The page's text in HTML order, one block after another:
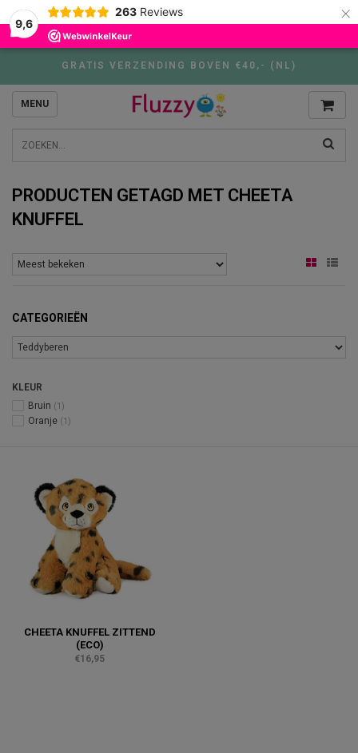
9,6
263 Reviews ×
GRATIS VERZENDING BOVEN €40,- (NL)
MENU
PRODUCTEN GETAGD MET CHEETA
KNUFFEL
CATEGORIEËN
KLEUR
Bruin (1)
Oranje (1)
CHEETA KNUFFEL ZITTEND
(ECO)
€16,95